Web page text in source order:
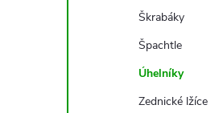
Škrabáky
Špachtle
Úhelníky
Zednické lžíce